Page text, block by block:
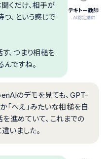
テキトー教師
.AI認定講師
くだけ、相手が
、という感じで
、つまり相槌を
んですね。
のデモを見ても、GPT-
「へえ」みたいな相槌を自
進めていて、これまでの
いました。